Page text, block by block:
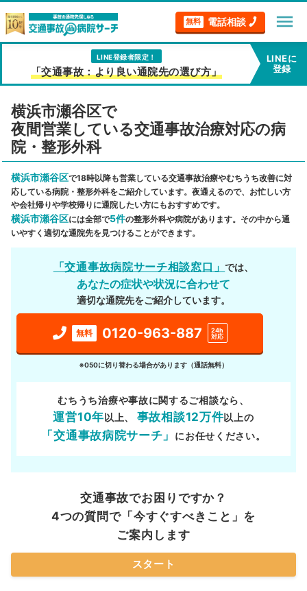
無料 電話相談 menu
LINE登録者限定！
「交通事故：より良い通院先の選び方」
LINEに
登録
横浜市瀬谷区で
夜間営業している交通事故治療対応の病
院・整形外科
横浜市瀬谷区で18時以降も営業している交通事故治療やむちうち改善に対
応している病院・整形外科をご紹介しています。夜通えるので、お忙しい方
や会社帰りや学校帰りに通院したい方にもおすすめです。
横浜市瀬谷区には全部で5件の整形外科や病院があります。その中から通
いやすく適切な通院先を見つけることができます。
「交通事故病院サーチ相談窓口」では、
あなたの症状や状況に合わせて
適切な通院先をご紹介しています。
無料 0120-963-887
24h
対応
※050に切り替わる場合があります（通話無料）
むちうち治療や事故に関するご相談なら、
運営10年以上、 事故相談12万件以上の
「交通事故病院サーチ」 にお任せください。
交通事故でお困りですか？
4つの質問で「今すぐすべきこと」を
ご案内します
スタート